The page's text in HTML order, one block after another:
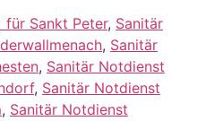
für Sankt Peter, Sanitär
, Sanitär
, Sanitär Notdienst
, Sanitär Notdienst
, Sanitär Notdienst